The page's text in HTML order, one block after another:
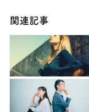
関連記事